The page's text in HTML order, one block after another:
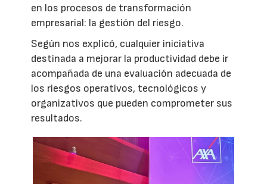
en los procesos de transformación
empresarial: la gestión del riesgo.
Según nos explicó, cualquier iniciativa
destinada a mejorar la productividad debe ir
acompañada de una evaluación adecuada de
los riesgos operativos, tecnológicos y
organizativos que pueden comprometer sus
resultados.